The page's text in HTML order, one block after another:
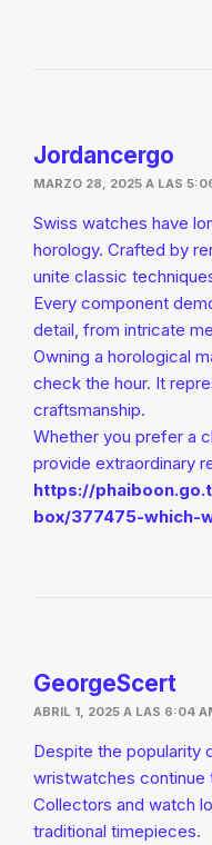
Jordancergo
MARZO 28, 2025 A LAS
Swiss watches have
horology. Crafted by
unite classic
Every component
detail, from intricate
Owning a horological
check the hour. It
craftsmanship.
Whether you prefer a
provide extraordinary
https://
box/377475-which-
GeorgeScert
ABRIL 1, 2025 A LAS 6:04
Despite the popularity
wristwatches continue
Collectors and watch
traditional timepieces.